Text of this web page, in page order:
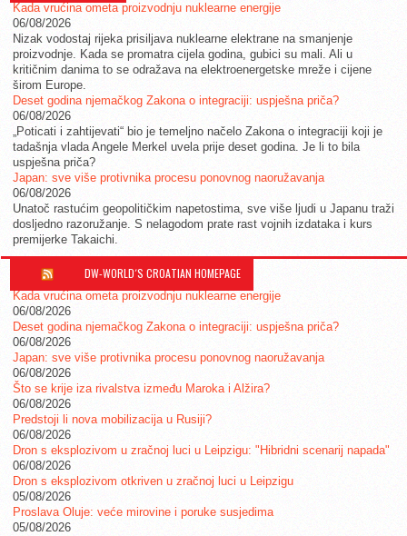
Kada vrućina ometa proizvodnju nuklearne energije
06/08/2026
Nizak vodostaj rijeka prisiljava nuklearne elektrane na smanjenje
proizvodnje. Kada se promatra cijela godina, gubici su mali. Ali u
kritičnim danima to se odražava na elektroenergetske mreže i cijene
širom Europe.
Deset godina njemačkog Zakona o integraciji: uspješna priča?
06/08/2026
„Poticati i zahtijevati“ bio je temeljno načelo Zakona o integraciji koji je
tadašnja vlada Angele Merkel uvela prije deset godina. Je li to bila
uspješna priča?
Japan: sve više protivnika procesu ponovnog naoružavanja
06/08/2026
Unatoč rastućim geopolitičkim napetostima, sve više ljudi u Japanu traži
dosljedno razoružanje. S nelagodom prate rast vojnih izdataka i kurs
premijerke Takaichi.
DW-WORLD´S CROATIAN HOMEPAGE
Kada vrućina ometa proizvodnju nuklearne energije
06/08/2026
Deset godina njemačkog Zakona o integraciji: uspješna priča?
06/08/2026
Japan: sve više protivnika procesu ponovnog naoružavanja
06/08/2026
Što se krije iza rivalstva između Maroka i Alžira?
06/08/2026
Predstoji li nova mobilizacija u Rusiji?
06/08/2026
Dron s eksplozivom u zračnoj luci u Leipzigu: "Hibridni scenarij napada"
06/08/2026
Dron s eksplozivom otkriven u zračnoj luci u Leipzigu
05/08/2026
Proslava Oluje: veće mirovine i poruke susjedima
05/08/2026